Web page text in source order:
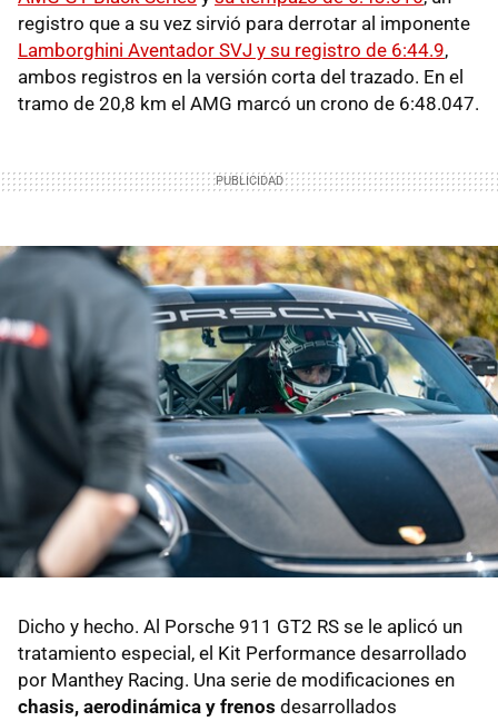
registro que a su vez sirvió para derrotar al imponente
Lamborghini Aventador SVJ y su registro de 6:44.9,
ambos registros en la versión corta del trazado. En el
tramo de 20,8 km el AMG marcó un crono de 6:48.047.
Dicho y hecho. Al Porsche 911 GT2 RS se le aplicó un
tratamiento especial, el Kit Performance desarrollado
por Manthey Racing. Una serie de modificaciones en
chasis, aerodinámica y frenos desarrollados